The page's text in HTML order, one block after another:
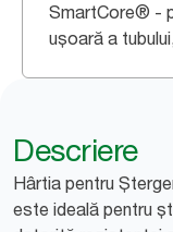
SmartCore® -
ușoară a
Descriere
Hârtia pentru
este ideală pentru